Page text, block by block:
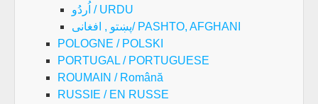
اُردُو / URDU
پښتو , افغانی/ PASHTO, AFGHANI
POLOGNE / POLSKI
PORTUGAL / PORTUGUESE
ROUMAIN / Română
RUSSIE / EN RUSSE